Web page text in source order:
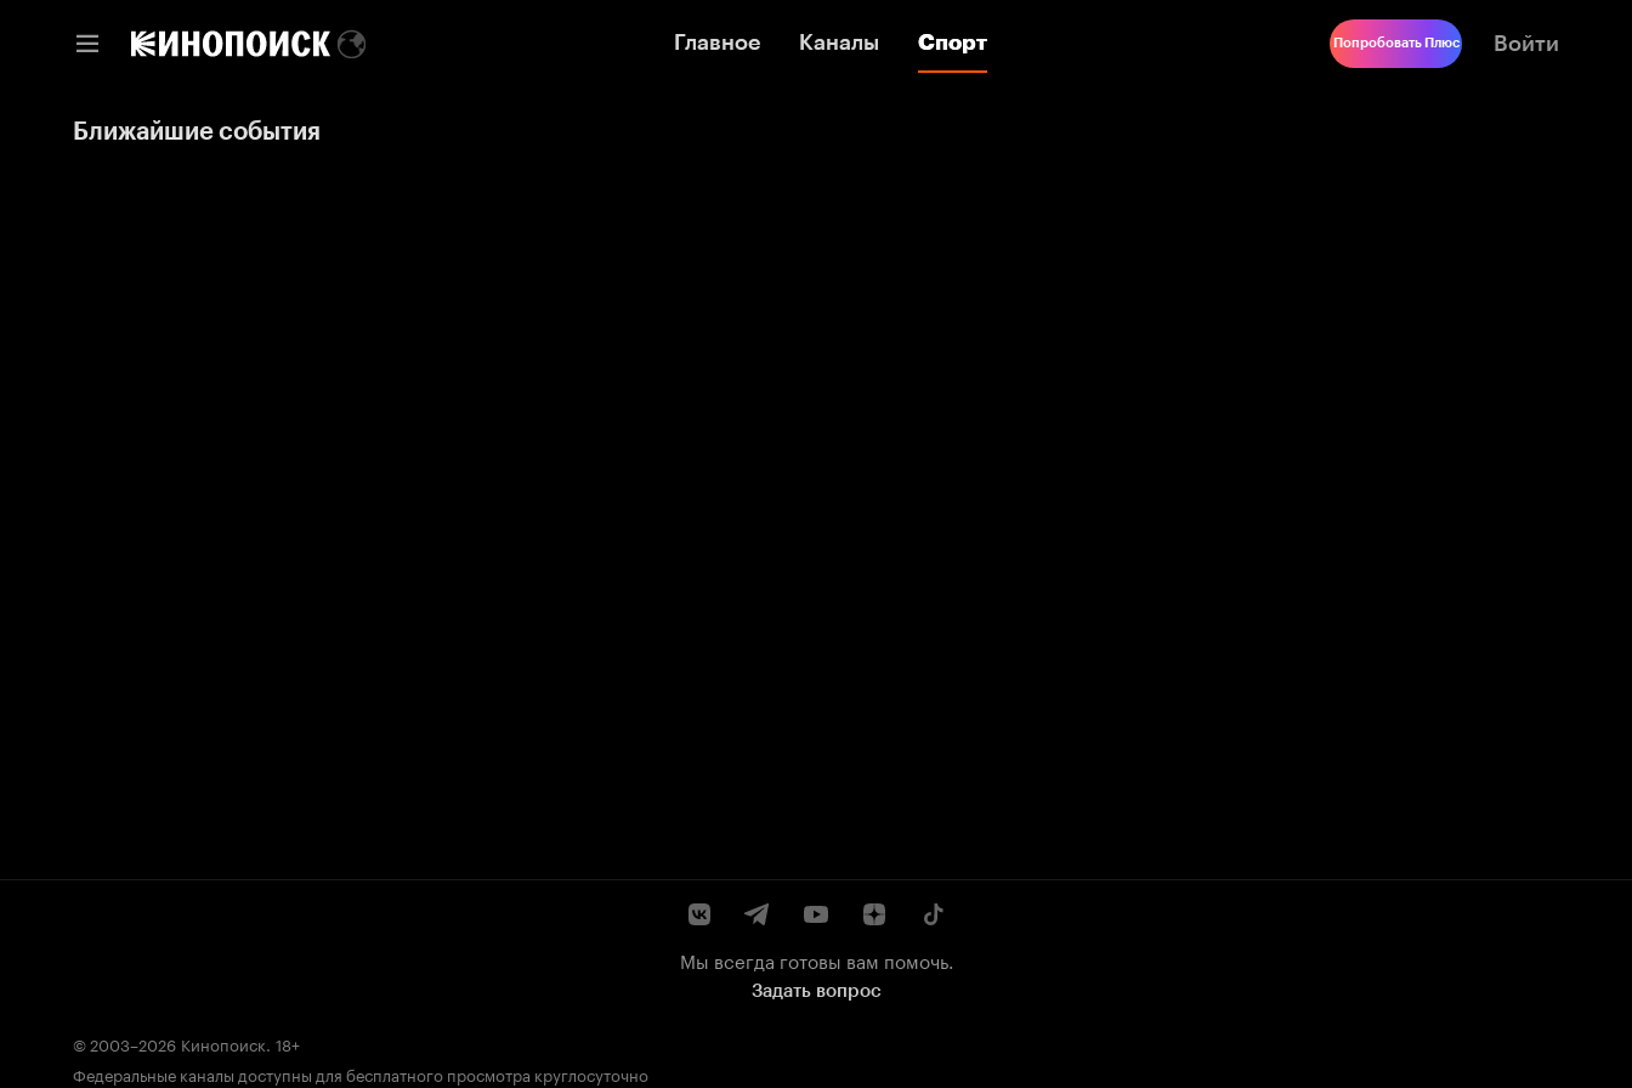
Главное Каналы Спорт
Главное Каналы Спорт Попробовать Плюс Войти
Ближайшие события
Мы всегда готовы вам помочь.
Задать вопрос
© 2003–2026 Кинопоиск. 18+
Федеральные каналы доступны для бесплатного просмотра круглосуточно